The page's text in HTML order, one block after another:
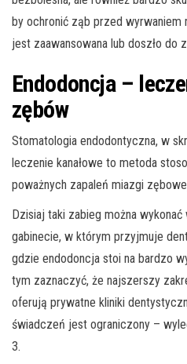
by ochronić ząb przed wyrwaniem
jest zaawansowana lub doszło do
Endodoncja –
zębów
Stomatologia endodontyczna, w
leczenie kanałowe to metoda
poważnych zapaleń miazgi
Dzisiaj taki zabieg można
gabinecie, w którym przyjmuje
gdzie endodoncja stoi na bardzo
tym zaznaczyć, że najszerszy
oferują prywatne kliniki
świadczeń jest ograniczony –
3.